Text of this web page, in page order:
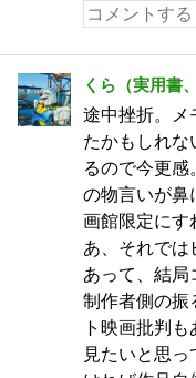
くら（実用書
途中挫折。メ
たかもしれな
るので今更感
の物言いが鼻
画館限定にす
あ、それでは
あって、結局
制作者側の振
ト映画批判
見たいと思